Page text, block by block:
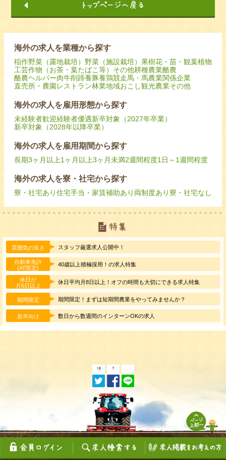
海外の求人を業種から探す
稲作野菜（露地栽培） 野菜（施設栽培） 果樹花・苗・観葉植物
工芸作物（お茶・葉たばこ等） その他耕種農業酪農
酪農ヘルパー肉牛削蹄養豚養鶏競走馬・馬農業関係企業
直売所・農園レストラン林業地域おこし観光農業その他
海外の求人を雇用形態から探す
未経験者歓迎経験者優遇新卒対象（2027年卒業）
新卒対象（2028年以降卒業）
海外の求人を雇用期間から探す
長期3ヶ月以上1ヶ月以上3ヶ月未満2週間程度1日～1週間程度
海外の求人を寮・社宅から探す
寮・社宅あり住宅手当・家賃補助あり 両制度あり寮・社宅なし
雰囲気の良さ スタッフ厳選求人公開中！
自動車免許
(AT限定)
40歳以上積極採用！の求人特集
休日が
月6日以上
休日平均月8日以上！オフの時間も大切にできる求人特集
期間限定 期間限定！まずは短期間農業をやってみませんか？
新卒向け 数日から数週間のインターンOKの求人